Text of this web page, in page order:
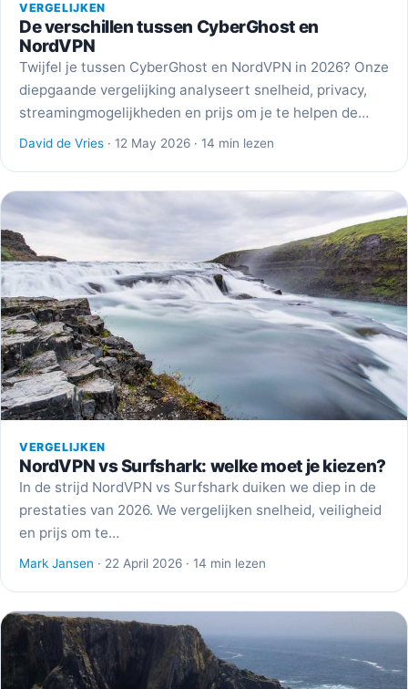
VERGELIJKEN
De verschillen tussen CyberGhost en
NordVPN
Twijfel je tussen CyberGhost en NordVPN in 2026? Onze
diepgaande vergelijking analyseert snelheid, privacy,
streamingmogelijkheden en prijs om je te helpen de…
David de Vries · 12 May 2026 · 14 min lezen
VERGELIJKEN
NordVPN vs Surfshark: welke moet je kiezen?
In de strijd NordVPN vs Surfshark duiken we diep in de
prestaties van 2026. We vergelijken snelheid, veiligheid
en prijs om te…
Mark Jansen · 22 April 2026 · 14 min lezen